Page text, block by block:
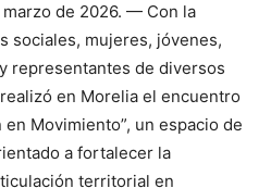
de 2026. — Con la
sociales, mujeres, jóvenes,
representantes de diversos
en Morelia el encuentro
Movimiento”, un espacio de
a fortalecer la
territorial en